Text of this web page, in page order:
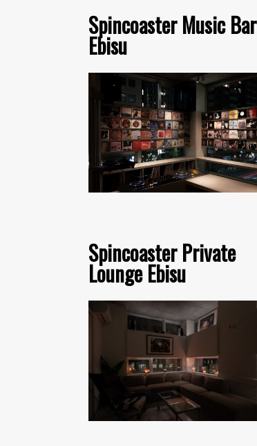
Spincoaster Music Bar
Ebisu
Spincoaster Private
Lounge Ebisu